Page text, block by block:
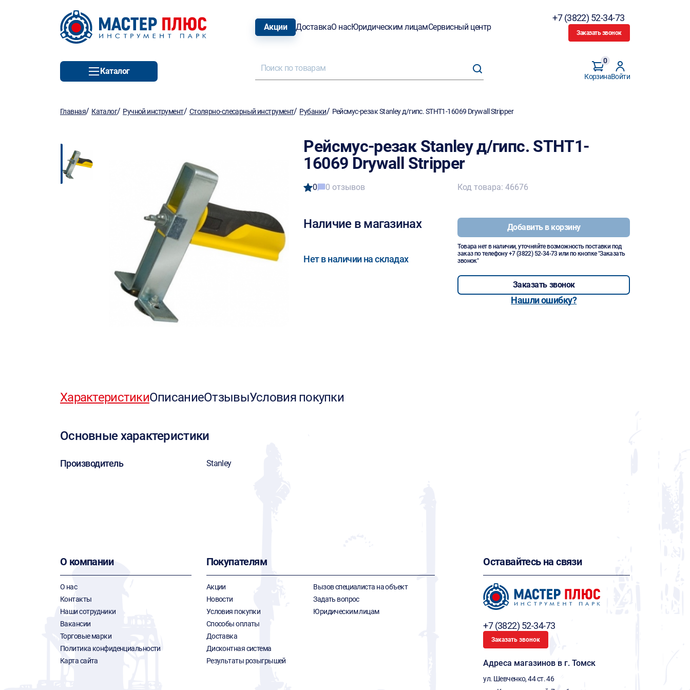
Акции ДоставкаО насЮридическим лицамСервисный центр
+7 (3822) 52-34-73
Заказать звонок
Каталог
Корзина
0
Войти
Главная/ Каталог/ Ручной инструмент/ Столярно-слесарный инструмент/ Рубанки/ Рейсмус-резак Stanley д/гипс. STHT1-16069 Drywall Stripper
Рейсмус-резак Stanley д/гипс. STHT1-
16069 Drywall Stripper
0 0 отзывов
Наличие в магазинах
Нет в наличии на складах
Код товара: 46676
Добавить в корзину
Товара нет в наличии, уточняйте возможность поставки под
заказ по телефону+7 (3822) 52-34-73 или по кнопке "Заказать
звонок"
Заказать звонок
Нашли ошибку?
ХарактеристикиОписаниеОтзывыУсловия покупки
Основные характеристики
Производитель Stanley
О компании
О нас
Контакты
Наши сотрудники
Вакансии
Торговые марки
Политика конфиденциальности
Карта сайта
Покупателям
Акции
Новости
Условия покупки
Способы оплаты
Доставка
Дисконтная система
Результаты розыгрышей
Вызов специалиста на объект
Задать вопрос
Юридическим лицам
Оставайтесь на связи
+7 (3822) 52-34-73
Заказать звонок
Адреса магазинов в г. Томск
ул. Шевченко, 44 ст. 46